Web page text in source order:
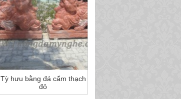
Tỳ hưu bằng đá cẩm thạch
đỏ